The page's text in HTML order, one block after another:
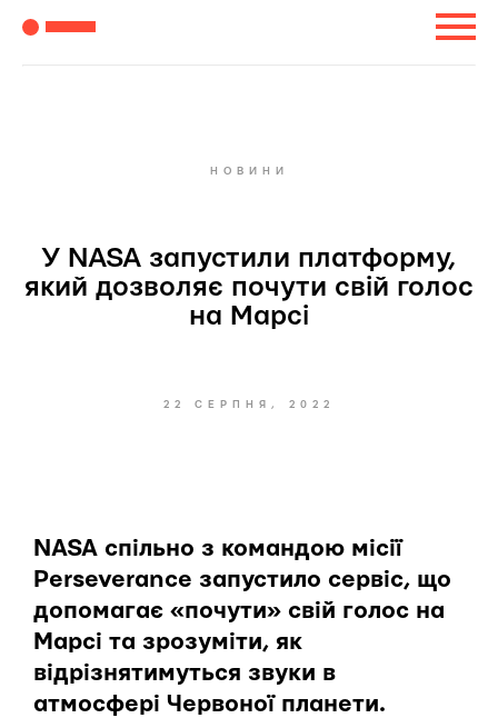
НОВИНИ
У NASA запустили платформу,
який дозволяє почути свій голос
на Марсі
22 СЕРПНЯ, 2022
NASA спільно з командою місії
Perseverance запустило сервіс, що
допомагає «почути» свій голос на
Марсі та зрозуміти, як
відрізнятимуться звуки в
атмосфері Червоної планети.